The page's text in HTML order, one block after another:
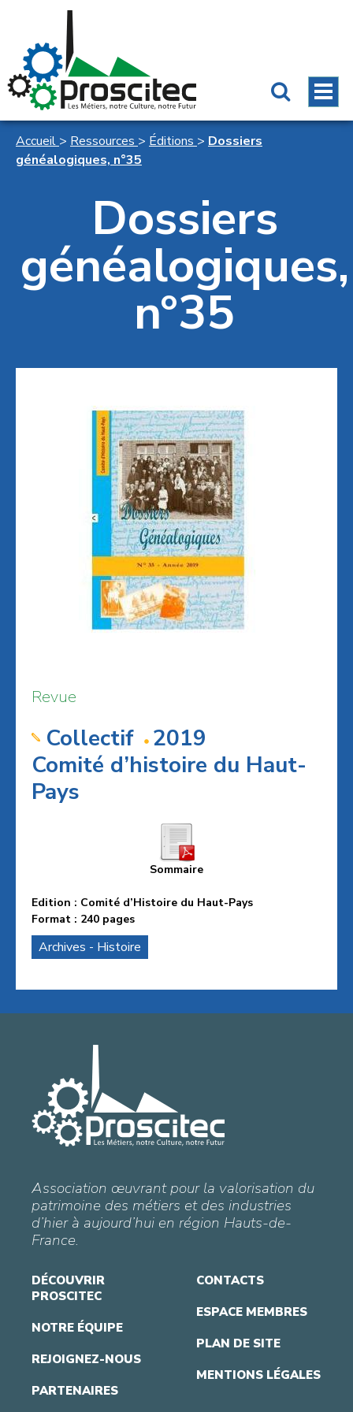
Accueil > Ressources > Éditions > Dossiers
généalogiques, n°35
Dossiers
généalogiques,
n°35
Revue
Collectif
2019
Comité d’histoire du Haut-
Pays
Sommaire
Edition : Comité d’Histoire du Haut-Pays
Format : 240 pages
Archives - Histoire
Association œuvrant pour la valorisation du
patrimoine des métiers et des industries
d’hier à aujourd’hui en région Hauts-de-
France.
DÉCOUVRIR
PROSCITEC
NOTRE ÉQUIPE
REJOIGNEZ-NOUS
PARTENAIRES
CONTACTS
ESPACE MEMBRES
PLAN DE SITE
MENTIONS LÉGALES